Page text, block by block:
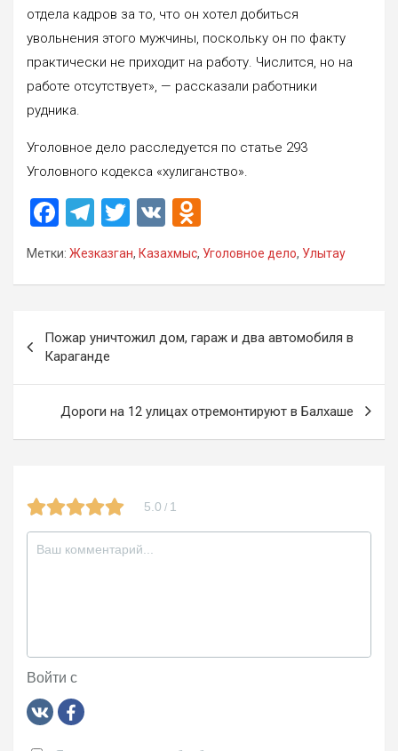
отдела кадров за то, что он хотел добиться
увольнения этого мужчины, поскольку он по факту
практически не приходит на работу. Числится, но на
работе отсутствует», — рассказали работники
рудника.
Уголовное дело расследуется по статье 293
Уголовного кодекса «хулиганство».
F
a
ce
o
o
k
T
e
a
m
T
wi
tt
V
d
n
kl
a
ss
ni
ki
Метки: Жезказган, Казахмыс, Уголовное дело, Улытау
по
записям
Пожар уничтожил дом, гараж и два автомобиля в
Караганде
Дороги на 12 улицах отремонтируют в Балхаше
5.0 / 1
Войти с